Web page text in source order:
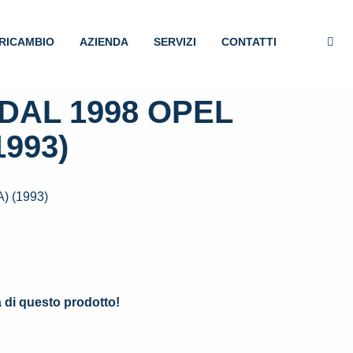
AZIENDA SERVIZI CONTATTI
1998 OPEL
(1993)
di questo prodotto!